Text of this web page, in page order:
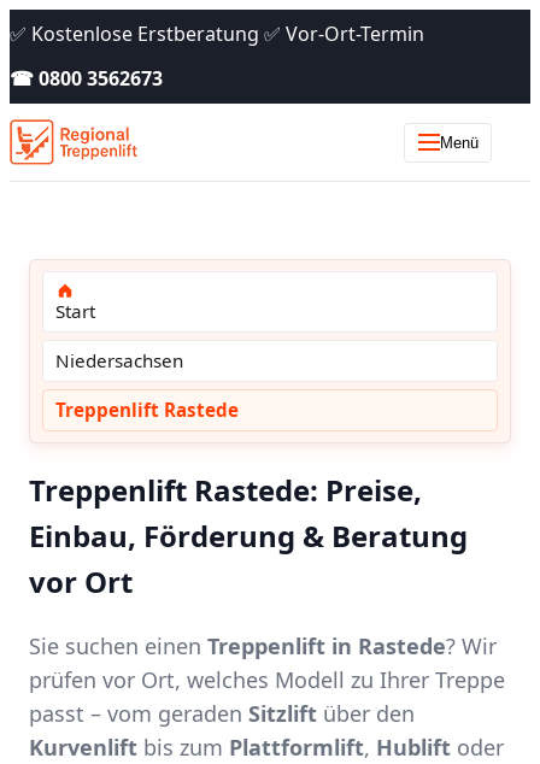
✅ Kostenlose Erstberatung ✅ Vor-Ort-Termin
☎ 0800 3562673
Menü
Start
Niedersachsen
Treppenlift Rastede
Treppenlift Rastede: Preise,
Einbau, Förderung & Beratung
vor Ort
Sie suchen einen Treppenlift in Rastede? Wir
prüfen vor Ort, welches Modell zu Ihrer Treppe
passt – vom geraden Sitzlift über den
Kurvenlift bis zum Plattformlift, Hublift oder